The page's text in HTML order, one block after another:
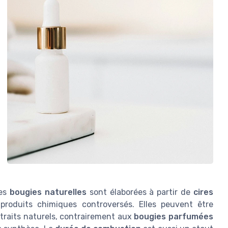
bougies naturelles sont élaborées à partir de cires
chimiques controversés. Elles peuvent être
naturels, contrairement aux bougies parfumées